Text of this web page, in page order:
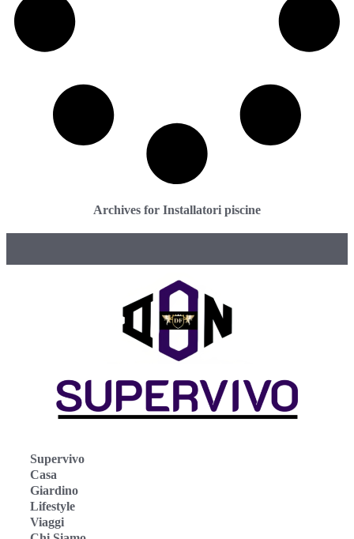
Archives for Installatori piscine
Supervivo
Casa
Giardino
Lifestyle
Viaggi